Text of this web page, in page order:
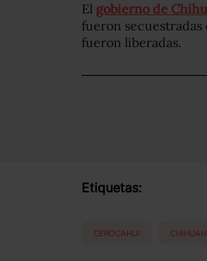
El gobierno de
fueron
fueron liberadas.
Etiquetas:
CEROCAHUI